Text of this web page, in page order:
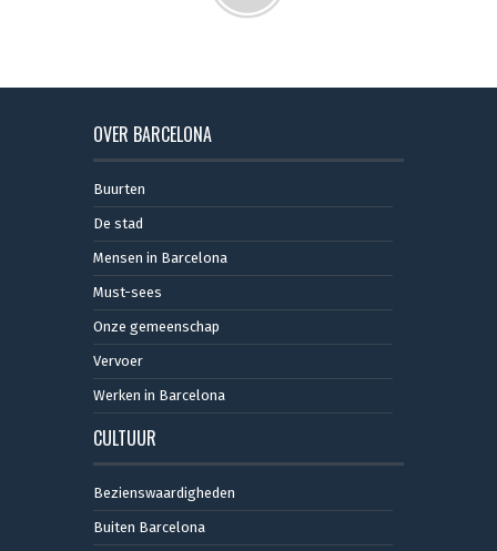
OVER BARCELONA
Buurten
De stad
Mensen in Barcelona
Must-sees
Onze gemeenschap
Vervoer
Werken in Barcelona
CULTUUR
Bezienswaardigheden
Buiten Barcelona